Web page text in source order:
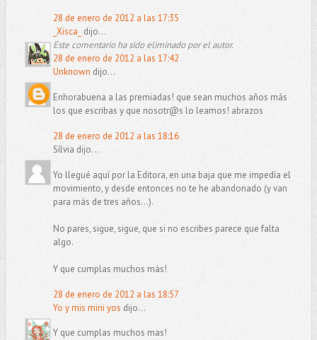
28 de enero de 2012 a las 17:35
_Xisca_ dijo...
Este comentario ha sido eliminado por el autor.
28 de enero de 2012 a las 17:42
Unknown dijo...
Enhorabuena a las premiadas! que sean muchos años más
los que escribas y que nosotr@s lo leamos! abrazos
28 de enero de 2012 a las 18:16
Sílvia dijo...
Yo llegué aquí por la Editora, en una baja que me impedía el
movimiento, y desde entonces no te he abandonado (y van
para más de tres años...).
No pares, sigue, sigue, que si no escribes parece que falta
algo.
Y que cumplas muchos más!
28 de enero de 2012 a las 18:57
Yo y mis mini yos dijo...
Y que cumplas muchos mas!